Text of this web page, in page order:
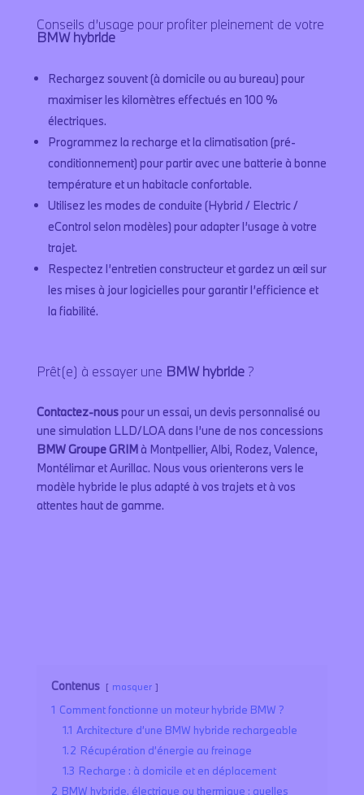
Conseils d’usage pour profiter pleinement de votre
BMW hybride
Rechargez souvent (à domicile ou au bureau) pour
maximiser les kilomètres effectués en 100 %
électriques.
Programmez la recharge et la climatisation (pré-
conditionnement) pour partir avec une batterie à bonne
température et un habitacle confortable.
Utilisez les modes de conduite (Hybrid / Electric /
eControl selon modèles) pour adapter l’usage à votre
trajet.
Respectez l’entretien constructeur et gardez un œil sur
les mises à jour logicielles pour garantir l’efficience et
la fiabilité.
Prêt(e) à essayer une BMW hybride?
Contactez-nouspour un essai, un devis personnalisé ou
une simulation LLD/LOA dans l’une de nos concessions
BMW Groupe GRIMà Montpellier, Albi, Rodez, Valence,
Montélimar et Aurillac. Nous vous orienterons vers le
modèle hybride le plus adapté à vos trajets et à vos
attentes haut de gamme.
Contenus masquer
1 Comment fonctionne un moteur hybride BMW ?
1.1 Architecture d’une BMW hybride rechargeable
1.2 Récupération d’énergie au freinage
1.3 Recharge : à domicile et en déplacement
2 BMW hybride, électrique ou thermique : quelles